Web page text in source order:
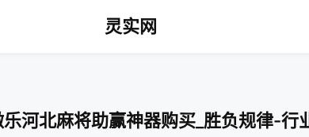
灵实网
河北麻将助赢神器购买_胜负规律-行